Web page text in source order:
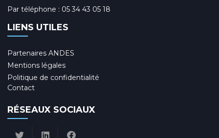
Par téléphone : 05 34 43 05 18
LIENS UTILES
Partenaires ANDES
Mentions légales
Politique de confidentialité
Contact
RÉSEAUX SOCIAUX